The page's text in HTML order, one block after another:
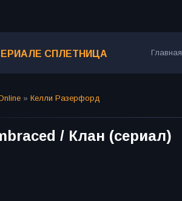
СПЛЕТНИЦА Главная
» Келли Разерфорд
/ Клан (сериал)